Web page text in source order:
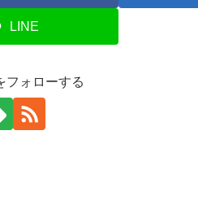
LINE
フォローする